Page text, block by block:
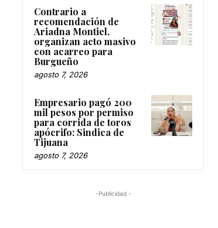
Contrario a
recomendación de
Ariadna Montiel,
organizan acto masivo
con acarreo para
Burgueño
agosto 7, 2026
Empresario pagó 200
mil pesos por permiso
para corrida de toros
apócrifo: Sindica de
Tijuana
agosto 7, 2026
-Publicidad -